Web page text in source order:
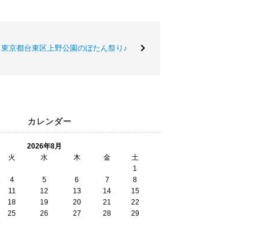
東京都台東区上野公園のぼたん祭り♪
カレンダー
2026年8月
火 水 木 金
土
1
4 5 6 7
8
11 12 13 14
15
18 19 20 21
22
25 26 27 28
29